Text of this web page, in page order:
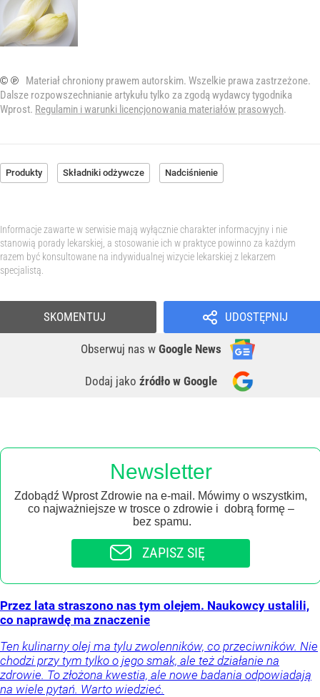
© ℗
Materiał chroniony prawem autorskim. Wszelkie prawa zastrzeżone.
Dalsze rozpowszechnianie artykułu tylko za zgodą wydawcy tygodnika
Wprost. Regulamin i warunki licencjonowania materiałów prasowych.
Produkty Składniki odżywcze Nadciśnienie
Informacje zawarte w serwisie mają wyłącznie charakter informacyjny i nie
stanowią porady lekarskiej, a stosowanie ich w praktyce powinno za każdym
razem być konsultowane na indywidualnej wizycie lekarskiej z lekarzem
specjalistą.
UDOSTĘPNIJ
Obserwuj nas w Google News
Dodaj jako źródło w Google
SKOMENTUJ
Newsletter
Zdobądź Wprost Zdrowie na e-mail. Mówimy o wszystkim,
co najważniejsze w trosce o zdrowie i dobrą formę –
bez spamu.
ZAPISZ SIĘ
Przez lata straszono nas tym olejem. Naukowcy ustalili,
co naprawdę ma znaczenie
Ten kulinarny olej ma tylu zwolenników, co przeciwników. Nie
chodzi przy tym tylko o jego smak, ale też działanie na
zdrowie. To złożona kwestia, ale nowe badania odpowiadają
na wiele pytań. Warto wiedzieć.